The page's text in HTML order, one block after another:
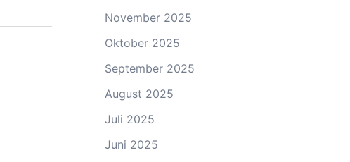
November 2025
Oktober 2025
September 2025
August 2025
Juli 2025
Juni 2025